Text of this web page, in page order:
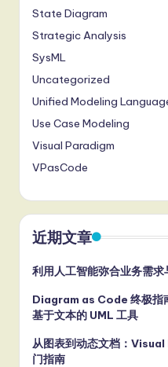
State Diagram
Strategic Analysis
SysML
Uncategorized
Unified Modeling
Use Case Modeling
Visual Paradigm
VPasCode
近期文章
利用人工智能弥合业务需
Diagram as Code 终极指
基于文本的 UML 工具
从图表到动态文档：
门指南